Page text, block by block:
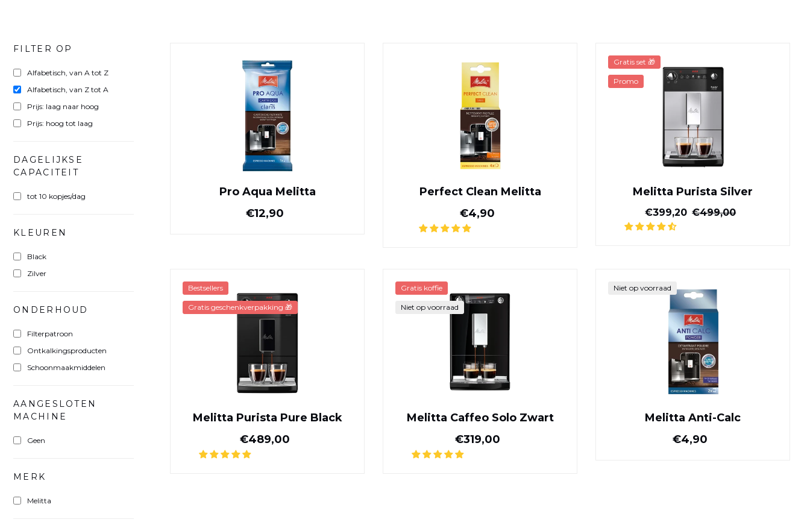
FILTER OP
Alfabetisch, van A tot Z
Alfabetisch, van Z tot A
Prijs: laag naar hoog
Prijs: hoog tot laag
DAGELIJKSE
CAPACITEIT
tot 10 kopjes/dag
KLEUREN
Black
Zilver
ONDERHOUD
Filterpatroon
Ontkalkingsproducten
Schoonmaakmiddelen
AANGESLOTEN
MACHINE
Geen
MERK
Melitta
Pro Aqua Melitta
Normale prijs
€12,90
Perfect Clean Melitta
Normale prijs
€4,90
Melitta Purista Silver
Gereduceerde prijs
€399,20 Normale prijs
€499,00
Gratis set 🎁
Promo
Melitta Purista Pure Black
Normale prijs
€489,00
Bestsellers
Gratis geschenkverpakking 🎁
Melitta Caffeo Solo Zwart
Normale prijs
€319,00
Gratis koffie
Niet op voorraad
Melitta Anti-Calc
Normale prijs
€4,90
Niet op voorraad